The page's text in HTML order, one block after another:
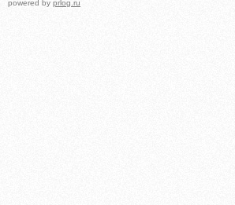
powered by prlog.ru